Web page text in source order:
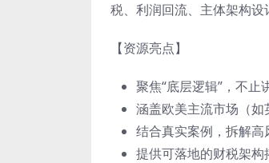
税、利润回流、主体架构设
【资源亮点】
聚焦“底层逻辑”，不止
涵盖欧美主流市场（
结合真实案例，拆解
提供可落地的财税架构